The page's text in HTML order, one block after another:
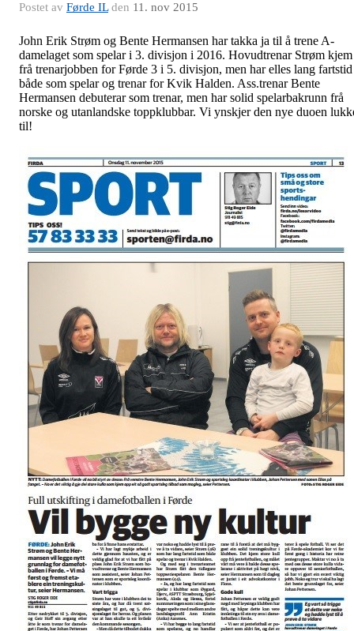
Postet av Førde ILden 11. nov 2015
John Erik Strøm og Bente Hermansen har takka ja til å trene A-
damelaget som spelar i 3. divisjon i 2016. Hovudtrenar Strøm kjem
frå trenarjobben for Førde 3 i 5. divisjon, men har elles lang fartstid
både som spelar og trenar for Kvik Halden. Ass.trenar Bente
Hermansen debuterar som trenar, men har solid spelarbakrunn frå
norske og utanlandske toppklubbar. Vi ynskjer den nye duoen
til!